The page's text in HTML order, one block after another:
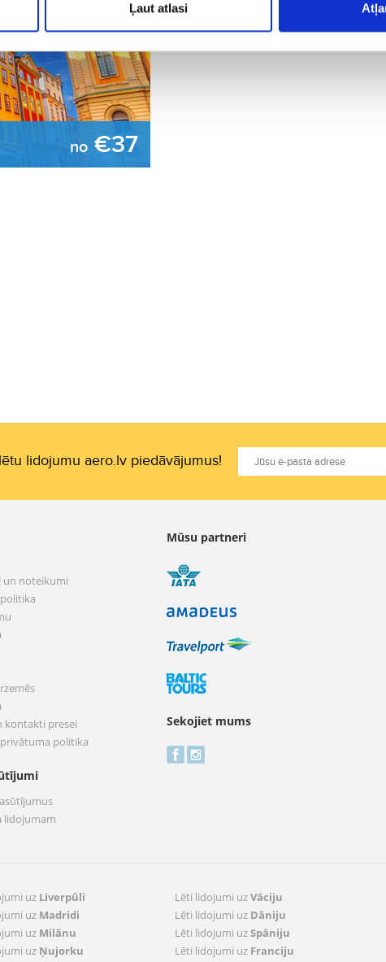
Ļaut atlasi
no €37
lidojumu aero.lv piedāvājumus!
un noteikumi
kontakti presei
politika
lidojumam
Mūsu partneri
Sekojiet mums
uz Liverpūli
uz Madridi
uz Milānu
uz Ņujorku
Lēti lidojumi uzVāciju
Lēti lidojumi uz Dāniju
Lēti lidojumi uzSpāniju
Lēti lidojumi uz Franciju